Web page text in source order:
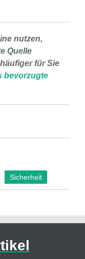
nutzen,
Quelle
für Sie
bevorzugte
Sicherheit